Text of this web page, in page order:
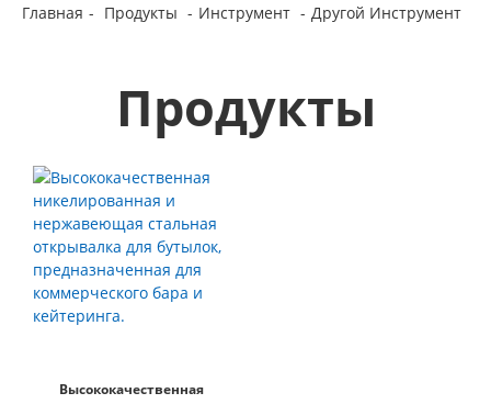
Главная - Продукты - Инструмент - Другой Инструмент
Продукты
Высококачественная